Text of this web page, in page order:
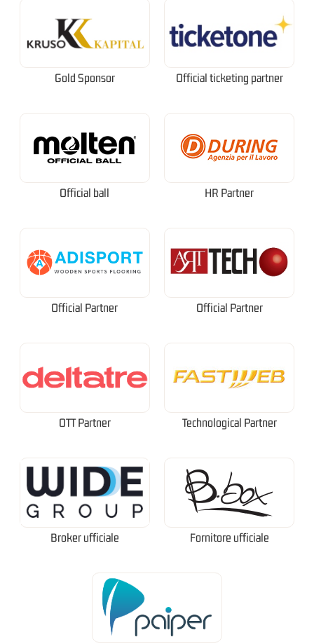
Gold Sponsor Official ticketing partner
Official ball HR Partner
Official Partner Official Partner
OTT Partner Technological Partner
Broker ufficiale Fornitore ufficiale